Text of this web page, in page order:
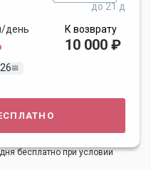
до 21 д
день К возврату
10 000 ₽
бесплатно при условии